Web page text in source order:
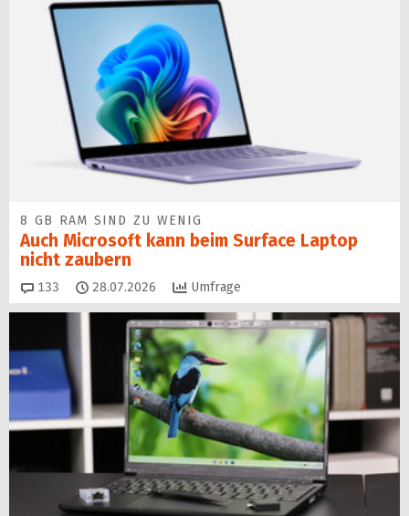
8 GB RAM SIND ZU WENIG
Auch Microsoft kann beim Surface Laptop
nicht zaubern
133 Kommentare
28.07.2026 Umfrage